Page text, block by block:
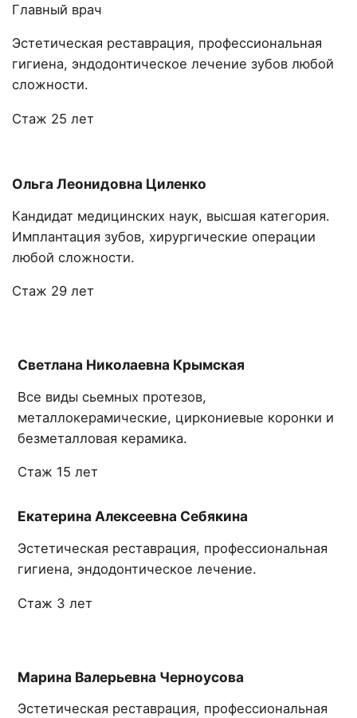
Главный врач
Эстетическая реставрация, профессиональная
гигиена, эндодонтическое лечение зубов любой
сложности.
Стаж 25 лет
Ольга Леонидовна Циленко
Кандидат медицинских наук, высшая категория.
Имплантация зубов, хирургические операции
любой сложности.
Стаж 29 лет
Светлана Николаевна Крымская
Все виды сьемных протезов,
металлокерамические, циркониевые коронки и
безметалловая керамика.
Стаж 15 лет
Екатерина Алексеевна Себякина
Эстетическая реставрация, профессиональная
гигиена, эндодонтическое лечение.
Стаж 3 лет
Марина Валерьевна Черноусова
Эстетическая реставрация, профессиональная